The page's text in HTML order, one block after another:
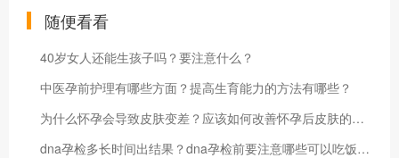
随便看看
40岁女人还能生孩子吗？要注意什么？
中医孕前护理有哪些方面？提高生育能力的方法有哪些？
为什么怀孕会导致皮肤变差？应该如何改善怀孕后皮肤的状况？
dna孕检多长时间出结果？dna孕检前要注意哪些可以吃饭吗？